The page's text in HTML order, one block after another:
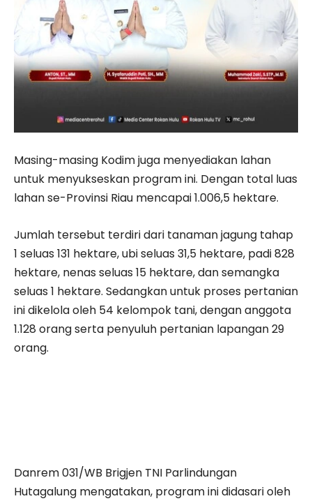
Masing-masing Kodim juga menyediakan lahan
untuk menyukseskan program ini. Dengan total luas
lahan se-Provinsi Riau mencapai 1.006,5 hektare.
Jumlah tersebut terdiri dari tanaman jagung tahap
1 seluas 131 hektare, ubi seluas 31,5 hektare, padi 828
hektare, nenas seluas 15 hektare, dan semangka
seluas 1 hektare. Sedangkan untuk proses pertanian
ini dikelola oleh 54 kelompok tani, dengan anggota
1.128 orang serta penyuluh pertanian lapangan 29
orang.
Danrem 031/WB Brigjen TNI Parlindungan
Hutagalung mengatakan, program ini didasari oleh